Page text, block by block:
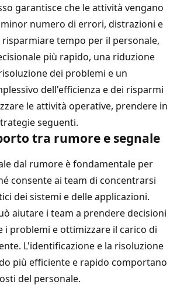
garantisce che le attività vengano
numero di errori, distrazioni e
tempo per il personale,
più rapido, una riduzione
dei problemi e un
dell'efficienza e dei risparmi
le attività operative, prendere in
seguenti.
tra rumore e segnale
dal rumore è fondamentale per
consente ai team di concentrarsi
dei sistemi e delle applicazioni.
aiutare i team a prendere decisioni
i problemi e ottimizzare il carico di
L'identificazione e la risoluzione
più efficiente e rapido comportano
del personale.